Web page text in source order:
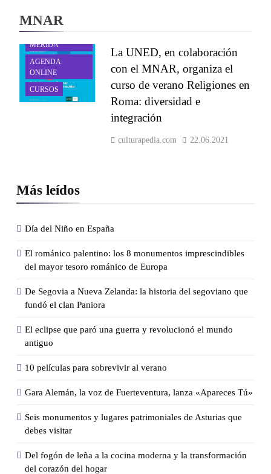
Más leídos
Día del Niño en España
El románico palentino: los 8 monumentos imprescindibles
del mayor tesoro románico de Europa
De Segovia a Nueva Zelanda: la historia del segoviano que
fundó el clan Paniora
El eclipse que paró una guerra y revolucionó el mundo
antiguo
10 películas para sobrevivir al verano
Gara Alemán, la voz de Fuerteventura, lanza «Apareces Tú»
Seis monumentos y lugares patrimoniales de Asturias que
debes visitar
Del fogón de leña a la cocina moderna y la transformación
del corazón del hogar
MNAR
AGENDA
MÉRIDA
AGENDA
ONLINE
CURSOS
La UNED, en colaboración
con el MNAR, organiza el
curso de verano Religiones en
Roma: diversidad e
integración
culturapedia.com 22.06.2021